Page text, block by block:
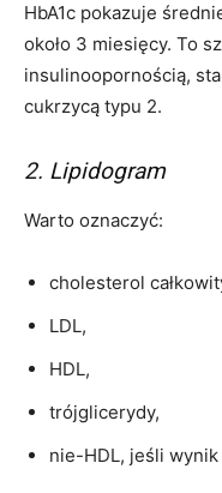
HbA1c pokazuje
około 3 miesięcy. To
insulinoopornością,
cukrzycą typu 2.
2. Lipidogram
Warto oznaczyć:
cholesterol
LDL,
HDL,
trójglicerydy,
nie-HDL, jeśli